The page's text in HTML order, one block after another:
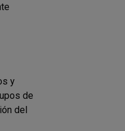
y
de
del